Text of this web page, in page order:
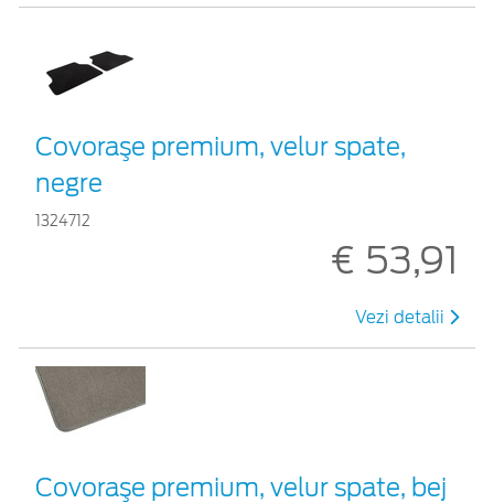
Covoraşe premium, velur spate,
negre
1324712
€ 53,91
Vezi detalii
Covoraşe premium, velur spate, bej